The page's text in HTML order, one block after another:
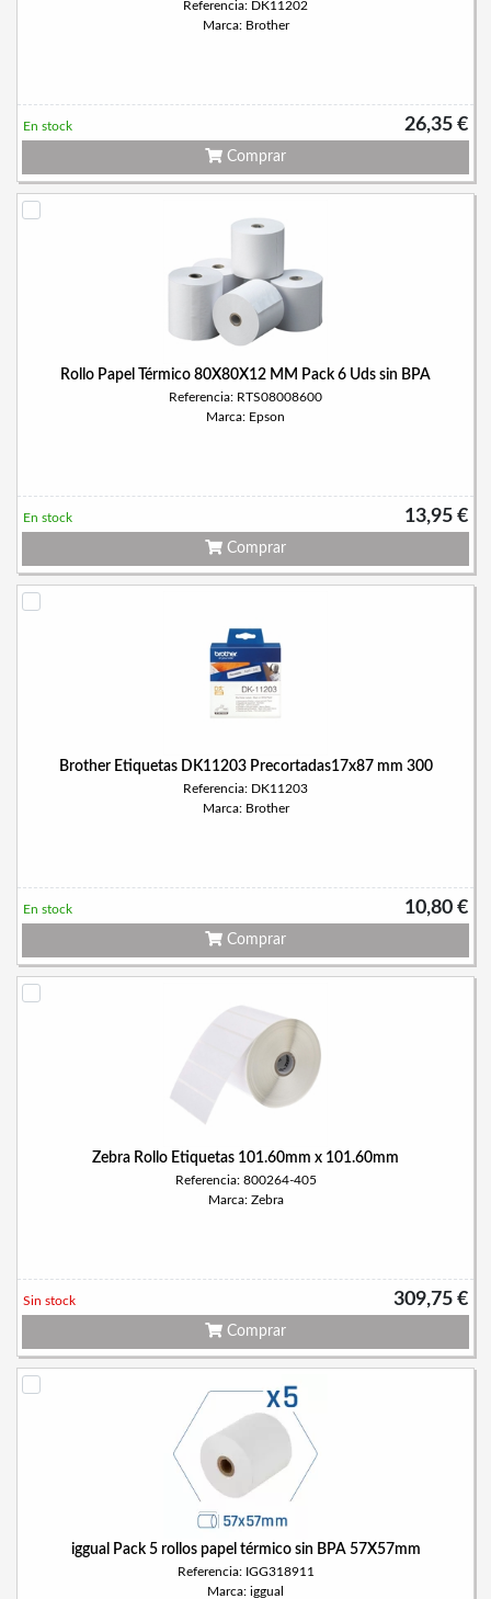
Referencia: DK11202
Marca: Brother
26,35 €
En stock
Comprar
Rollo Papel Térmico 80X80X12 MM Pack 6 Uds sin BPA
Referencia: RTS08008600
Marca: Epson
13,95 €
En stock
Comprar
Brother Etiquetas DK11203 Precortadas17x87 mm 300
Referencia: DK11203
Marca: Brother
10,80 €
En stock
Comprar
Zebra Rollo Etiquetas 101.60mm x 101.60mm
Referencia: 800264-405
Marca: Zebra
309,75 €
Sin stock
Comprar
iggual Pack 5 rollos papel térmico sin BPA 57X57mm
Referencia: IGG318911
Marca: iggual